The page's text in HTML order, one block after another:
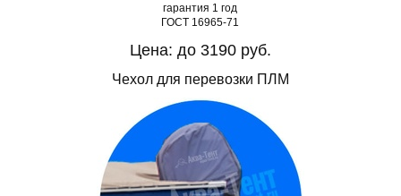
гарантия 1 год
ГОСТ 16965-71
Цена: до 3190 руб.
Чехол для перевозки ПЛМ​